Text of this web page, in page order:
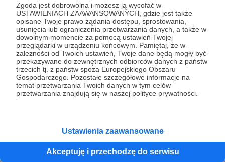
Zgoda jest dobrowolna i możesz ją wycofać w
USTAWIENIACH ZAAWANSOWANYCH, gdzie jest także
opisane Twoje prawo żądania dostępu, sprostowania,
usunięcia lub ograniczenia przetwarzania danych, a także w
dowolnym momencie za pomocą ustawień Twojej
przeglądarki w urządzeniu końcowym. Pamiętaj, że w
zależności od Twoich ustawień, Twoje dane będą mogły być
przekazywane do zewnętrznych odbiorców danych z państw
trzecich tj. z państw spoza Europejskiego Obszaru
Gospodarczego. Pozostałe szczegółowe informacje na
temat przetwarzania Twoich danych w tym celów
przetwarzania znajdują się w naszej polityce prywatności.
Ustawienia zaawansowane
Akceptuję i przechodzę do serwisu
Dołącz do grona Patronów!
Wesprzyj działalność AutoraFundacja Pokochaj
Gadajuż teraz!
Zostań Patronem
Promowani autorzy